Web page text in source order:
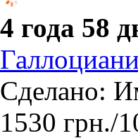
4 года 58
Сделано:
1530 грн./